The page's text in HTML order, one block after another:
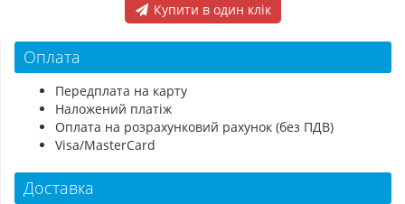
Купити в один клік
Оплата
Передплата на карту
Наложений платіж
Оплата на розрахунковий рахунок (без ПДВ)
Visa/MasterCard
Доставка